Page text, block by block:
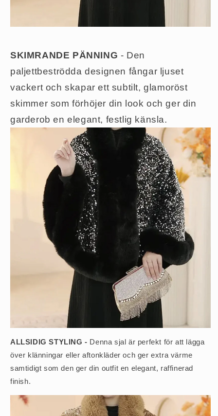
SKIMRANDE PÄNNING - Den
paljettbeströdda designen fångar ljuset
vackert och skapar ett subtilt, glamoröst
skimmer som förhöjer din look och ger din
garderob en elegant, festlig känsla.
ALLSIDIG STYLING - Denna sjal är perfekt för att lägga
över klänningar eller aftonkläder och ger extra värme
samtidigt som den ger din outfit en elegant, raffinerad
finish.